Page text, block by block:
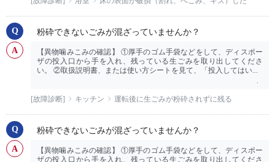
粉砕できないごみが混ざっていませんか？
【異物噛みこみの確認】 ①厚手のゴム手袋などをして、ディスポー
ザの投入口から手を入れ、残っている生ごみを取り出してくださ
い。 ②取扱説明書、または使い方シートを見て、「投入してはい...
[故障診断] キッチン 運転後に生ごみが粉砕されずに残る
粉砕できないごみが混ざっていませんか？
【異物噛みこみの確認】 ①厚手のゴム手袋などをして、ディスポー
ザの投入口から手を入れ、残っている生ごみを取り出してくださ